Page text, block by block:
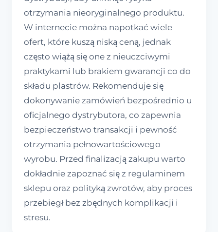
otrzymania nieoryginalnego produktu.
W internecie można napotkać wiele
ofert, które kuszą niską ceną, jednak
często wiążą się one z nieuczciwymi
praktykami lub brakiem gwarancji co do
składu plastrów. Rekomenduje się
dokonywanie zamówień bezpośrednio u
oficjalnego dystrybutora, co zapewnia
bezpieczeństwo transakcji i pewność
otrzymania pełnowartościowego
wyrobu. Przed finalizacją zakupu warto
dokładnie zapoznać się z regulaminem
sklepu oraz polityką zwrotów, aby proces
przebiegł bez zbędnych komplikacji i
stresu.